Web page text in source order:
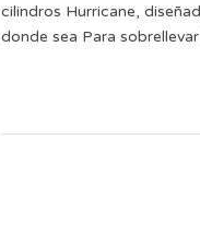
cilindros Hurricane,
donde sea Para